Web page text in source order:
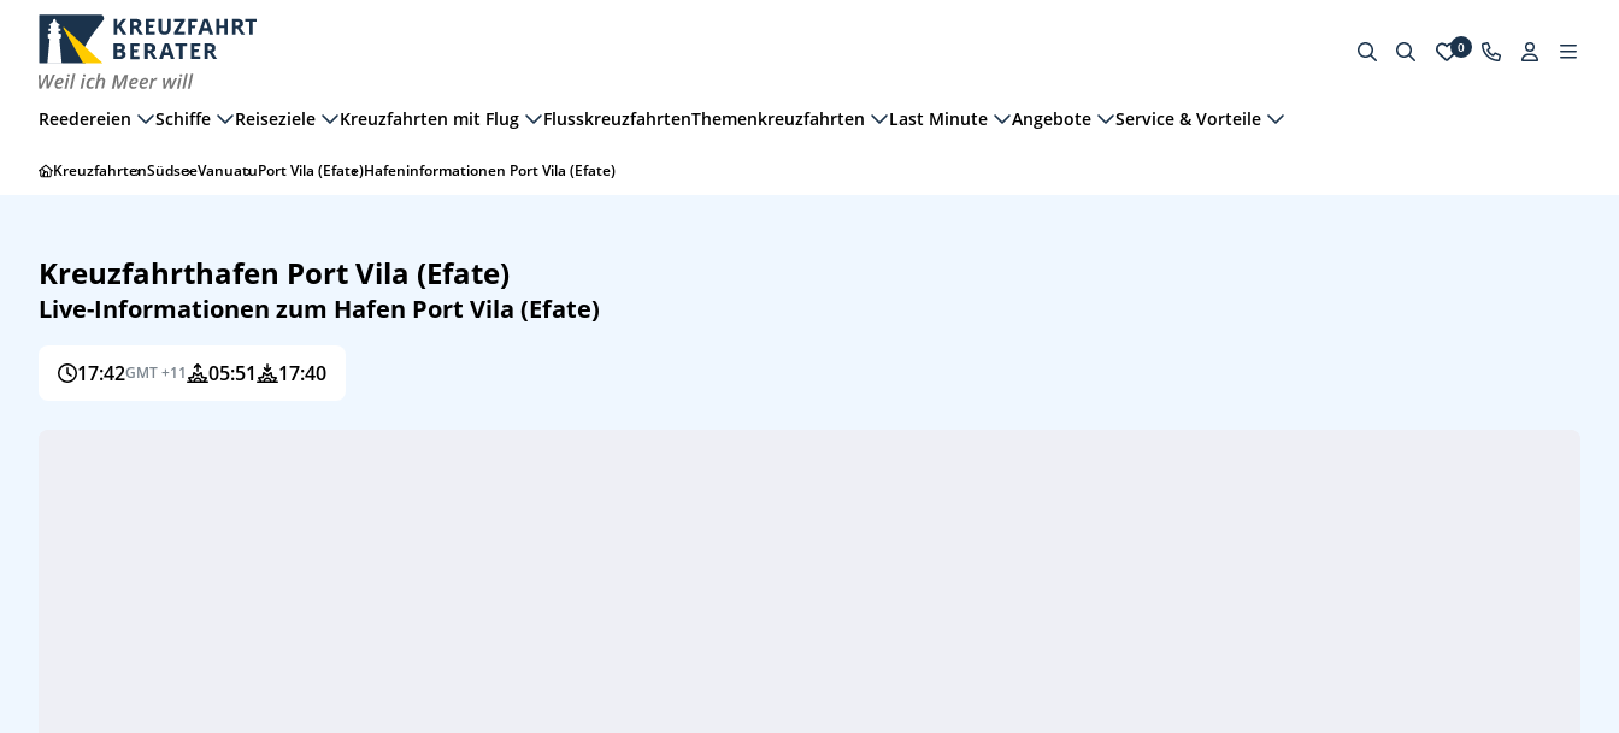
0
Reedereien Schiffe Reiseziele Kreuzfahrten mit Flug FlusskreuzfahrtenThemenkreuzfahrten Last Minute Angebote Service & Vorteile
KreuzfahrtenSüdseeVanuatuPort Vila (Efate)Hafeninformationen Port Vila (Efate)
Kreuzfahrthafen Port Vila (Efate)
Live-Informationen zum Hafen Port Vila (Efate)
17:42GMT +11 05:51 17:40